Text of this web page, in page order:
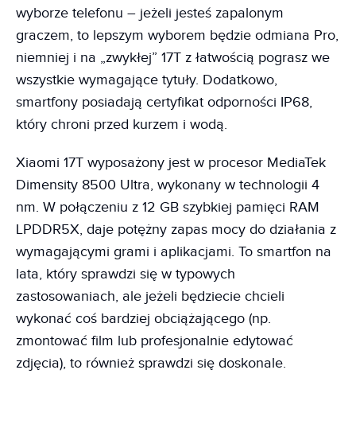
wyborze telefonu – jeżeli jesteś zapalonym
graczem, to lepszym wyborem będzie odmiana Pro,
niemniej i na „zwykłej” 17T z łatwością pograsz we
wszystkie wymagające tytuły. Dodatkowo,
smartfony posiadają certyfikat odporności IP68,
który chroni przed kurzem i wodą.
Xiaomi 17T wyposażony jest w procesor MediaTek
Dimensity 8500 Ultra, wykonany w technologii 4
nm. W połączeniu z 12 GB szybkiej pamięci RAM
LPDDR5X, daje potężny zapas mocy do działania z
wymagającymi grami i aplikacjami. To smartfon na
lata, który sprawdzi się w typowych
zastosowaniach, ale jeżeli będziecie chcieli
wykonać coś bardziej obciążającego (np.
zmontować film lub profesjonalnie edytować
zdjęcia), to również sprawdzi się doskonale.